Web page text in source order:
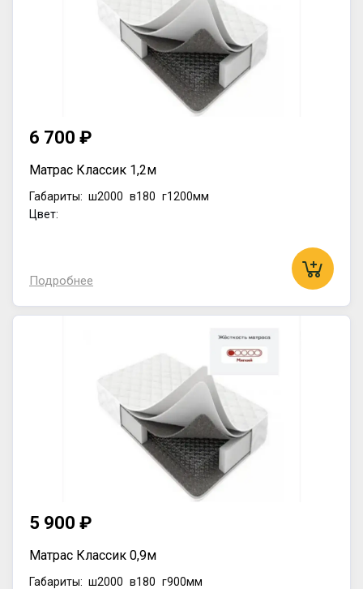
6 700 ₽
Матрас Классик 1,2м
Габариты: ш2000 в180 г1200мм
Цвет:
Подробнее
5 900 ₽
Матрас Классик 0,9м
Габариты: ш2000 в180 г900мм